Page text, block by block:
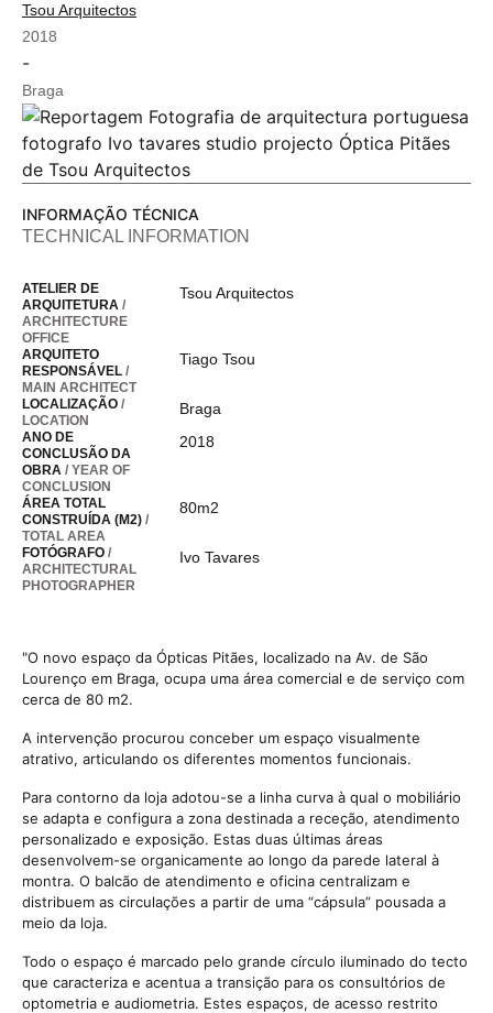
Tsou Arquitectos
2018
-
Braga
INFORMAÇÃO TÉCNICA
TECHNICAL INFORMATION
ATELIER DE
ARQUITETURA /
ARCHITECTURE
OFFICE
Tsou Arquitectos
ARQUITETO
RESPONSÁVEL /
MAIN ARCHITECT
Tiago Tsou
LOCALIZAÇÃO /
LOCATION
Braga
ANO DE
CONCLUSÃO DA
OBRA / YEAR OF
CONCLUSION
2018
ÁREA TOTAL
CONSTRUÍDA (M2) /
TOTAL AREA
80m2
FOTÓGRAFO /
ARCHITECTURAL
PHOTOGRAPHER
Ivo Tavares
"O novo espaço da Ópticas Pitães, localizado na Av. de São
Lourenço em Braga, ocupa uma área comercial e de serviço com
cerca de 80 m2.
A intervenção procurou conceber um espaço visualmente
atrativo, articulando os diferentes momentos funcionais.
Para contorno da loja adotou-se a linha curva à qual o mobiliário
se adapta e configura a zona destinada a receção, atendimento
personalizado e exposição. Estas duas últimas áreas
desenvolvem-se organicamente ao longo da parede lateral à
montra. O balcão de atendimento e oficina centralizam e
distribuem as circulações a partir de uma “cápsula” pousada a
meio da loja.
Todo o espaço é marcado pelo grande círculo iluminado do tecto
que caracteriza e acentua a transição para os consultórios de
optometria e audiometria. Estes espaços, de acesso restrito